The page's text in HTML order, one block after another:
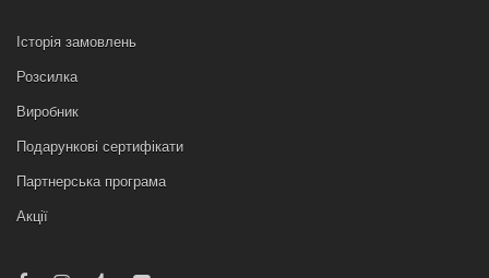
Історія замовлень
Розсилка
Виробник
Подарункові сертифікати
Партнерська програма
Акції